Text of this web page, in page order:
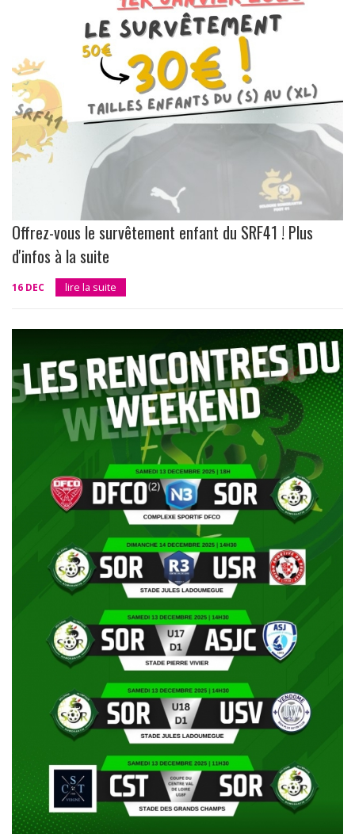
Offrez-vous le survêtement enfant du SRF41 ! Plus
d'infos à la suite
16 DEC lire la suite